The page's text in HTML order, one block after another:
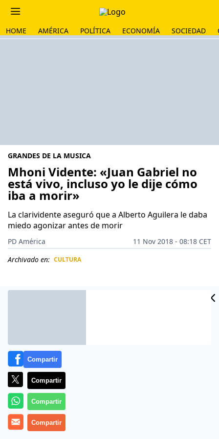
HOME AMÉRICA POLÍTICA ECONOMÍA SOCIEDAD
GRANDES DE LA MUSICA
Mhoni Vidente: «Juan Gabriel no
está vivo, incluso yo le dije cómo
iba a morir»
La clarividente aseguró que a Alberto Aguilera le daba
miedo agonizar antes de morir
PD América
11 Nov 2018 - 08:18 CET
Archivado en: CULTURA
Ahora que Joaquín Muñoz, ex representante de Juan
Gabriel salió a declarar por segunda vez que se
Compartir
Compartir
Compartir
Compartir